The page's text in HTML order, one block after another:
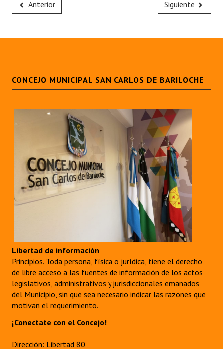
Anterior Siguiente
CONCEJO MUNICIPAL SAN CARLOS DE BARILOCHE
Libertad de información
Principios. Toda persona, física o jurídica, tiene el derecho
de libre acceso a las fuentes de información de los actos
legislativos, administrativos y jurisdiccionales emanados
del Municipio, sin que sea necesario indicar las razones que
motivan el requerimiento.
¡Conectate con el Concejo!
Dirección: Libertad 80